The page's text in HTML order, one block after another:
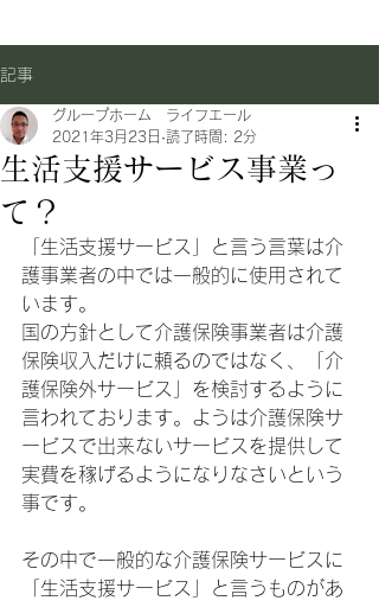
記事
生活支援サービス事業っ
て？
グループホーム ライフエール
2021年3月23日 読了時間: 2分
「生活支援サービス」と言う言葉は介
護事業者の中では一般的に使用されて
います。
国の方針として介護保険事業者は介護
保険収入だけに頼るのではなく、「介
護保険外サービス」を検討するように
言われております。ようは介護保険サ
ービスで出来ないサービスを提供して
実費を稼げるようになりなさいという
事です。
その中で一般的な介護保険サービスに
「生活支援サービス」と言うものがあ